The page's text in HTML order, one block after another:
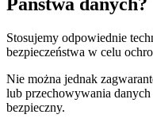
Państwa danych?
Stosujemy odpowiednie
bezpieczeństwa w celu
Nie można jednak
lub przechowywania
bezpieczny.